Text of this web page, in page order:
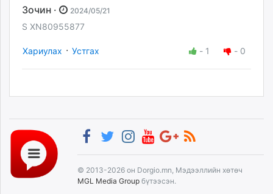
Зочин · 2024/05/21
S XN80955877
Хариулах · Устгах - 1 - 0
© 2013-2026 он Dorgio.mn, Мэдээллийн хөтөч
MGL Media Group бүтээсэн.